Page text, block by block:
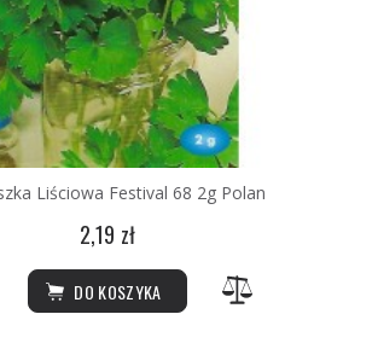
Liściowa Festival 68 2g Polan
2,19 zł
DO KOSZYKA